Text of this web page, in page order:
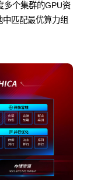
多个集群的GPU资
匹配最优算力组